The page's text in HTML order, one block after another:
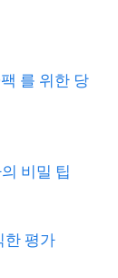
를 위한 당
비밀 팁
한 평가